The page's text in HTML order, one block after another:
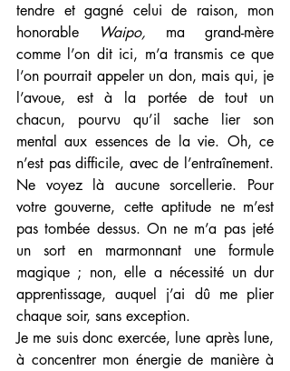
tendre et gagné celui de raison, mon
honorable
Waipo, ma grand-mère
comme l’on dit ici, m’a transmis ce que
l’on pourrait appeler un don, mais qui, je
l’avoue, est à la portée de tout un
chacun, pourvu qu’il sache lier son
mental aux essences de la vie. Oh, ce
n’est pas difficile, avec de l’entraînement.
Ne voyez là aucune sorcellerie. Pour
votre gouverne, cette aptitude ne m’est
pas tombée dessus. On ne m’a pas jeté
un sort en marmonnant une formule
magique ; non, elle a nécessité un dur
apprentissage, auquel j’ai dû me plier
chaque soir, sans exception.
Je me suis donc exercée, lune après lune,
à concentrer mon énergie de manière à